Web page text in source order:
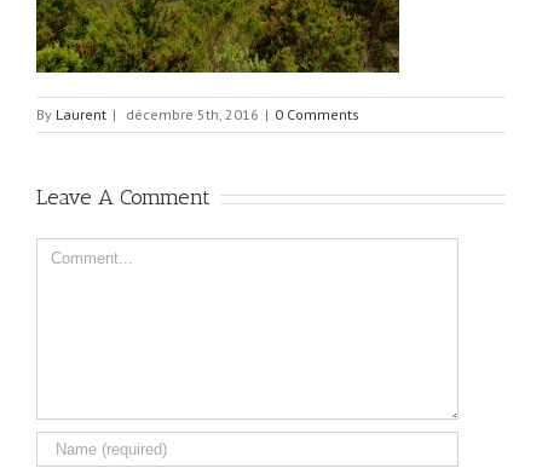
By Laurent | décembre 5th, 2016 | 0 Comments
Leave A Comment
Comment